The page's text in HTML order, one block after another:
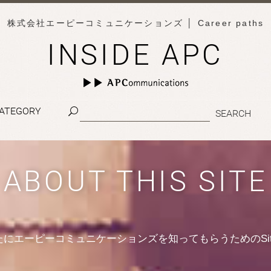
株式会社エーピーコミュニケーションズ │ Career paths
INSIDE APC
ABOUT THIS SITE
にエーピーコミュニケーションズを知ってもらうための